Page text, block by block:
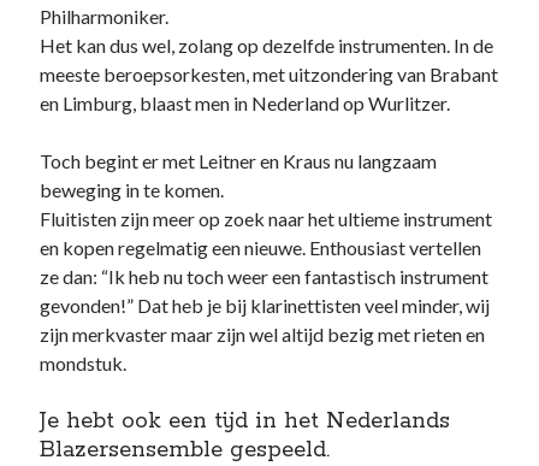
Philharmoniker.
Het kan dus wel, zolang op dezelfde instrumenten. In de
meeste beroepsorkesten, met uitzondering van Brabant
en Limburg, blaast men in Nederland op Wurlitzer.
Toch begint er met Leitner en Kraus nu langzaam
beweging in te komen.
Fluitisten zijn meer op zoek naar het ultieme instrument
en kopen regelmatig een nieuwe. Enthousiast vertellen
ze dan: “Ik heb nu toch weer een fantastisch instrument
gevonden!” Dat heb je bij klarinettisten veel minder, wij
zijn merkvaster maar zijn wel altijd bezig met rieten en
mondstuk.
Je hebt ook een tijd in het Nederlands
Blazersensemble gespeeld.